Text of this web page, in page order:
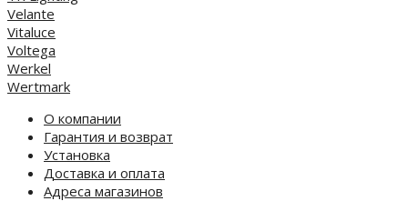
Velante
Vitaluce
Voltega
Werkel
Wertmark
О компании
Гарантия и возврат
Установка
Доставка и оплата
Адреса магазинов